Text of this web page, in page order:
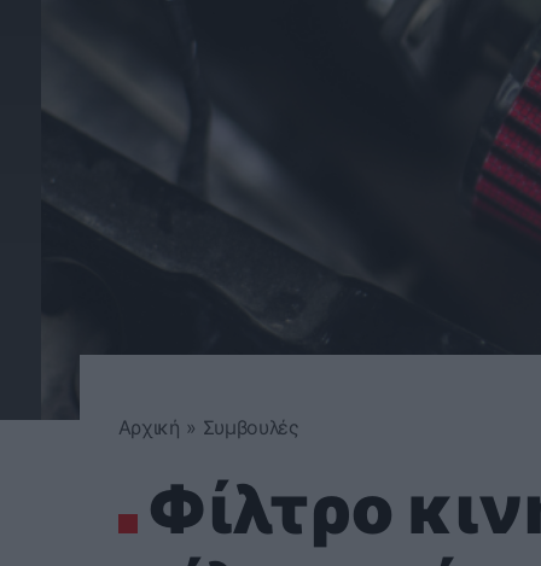
Αρχική » Συμβουλές
Φίλτρο